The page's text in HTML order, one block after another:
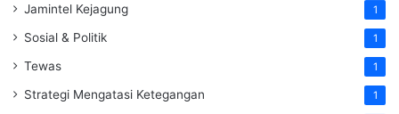
Jamintel Kejagung 1
Sosial & Politik 1
Tewas 1
Strategi Mengatasi Ketegangan 1